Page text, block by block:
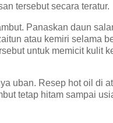
tersebut secara teratur.
Panaskan daun
atau kemiri selama
untuk memicit kulit
uban. Resep hot oil di
tetap hitam sampai